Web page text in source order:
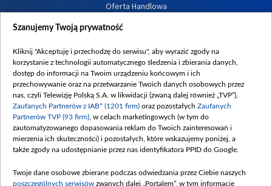
Oferta Handlowa
Dostępność
Procedura zgłoszeń wewnętrznych
Szanujemy Twoją prywatność
Kliknij "Akceptuję i przechodzę do serwisu", aby wyrazić zgody na
korzystanie z technologii automatycznego śledzenia i zbierania danych,
dostęp do informacji na Twoim urządzeniu końcowym i ich
przechowywanie oraz na przetwarzanie Twoich danych osobowych przez
nas, czyli Telewizję Polską S.A. w likwidacji (zwaną dalej również „TVP”),
Zaufanych Partnerów z IAB* (1201 firm) oraz pozostałych Zaufanych
Partnerów TVP (93 firm) , w celach marketingowych (w tym do
zautomatyzowanego dopasowania reklam do Twoich zainteresowań i
mierzenia ich skuteczności) i pozostałych, które wskazujemy poniżej, a
także zgody na udostępnianie przez nas identyfikatora PPID do Google.
Twoje dane osobowe zbierane podczas odwiedzania przez Ciebie naszych
poszczególnych serwisów zwanych dalej „Portalem”, w tym informacje